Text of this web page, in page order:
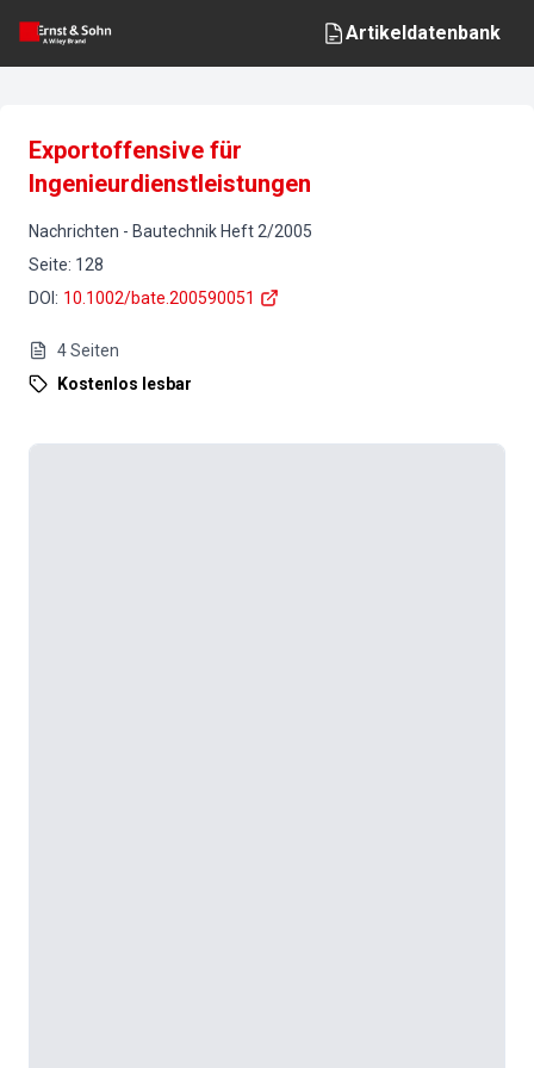
Artikeldatenbank
Exportoffensive für
Ingenieurdienstleistungen
Nachrichten - Bautechnik Heft 2/2005
Seite: 128
DOI : 10.1002/bate.200590051
4Seiten
Kostenlos lesbar